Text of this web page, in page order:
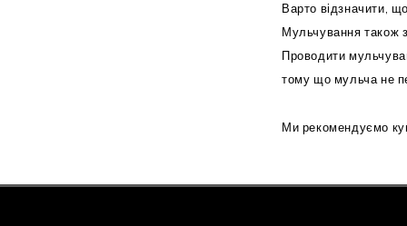
Варто відзначити,
Мульчування також
Проводити
тому що мульча не
Ми рекомендуємо